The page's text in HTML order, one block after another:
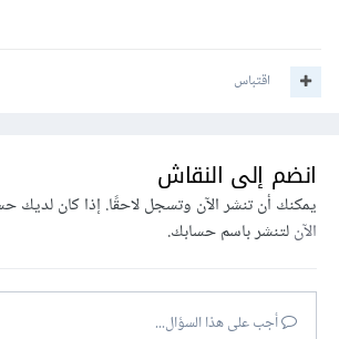
اقتباس
انضم إلى النقاش
يمكنك أن تنشر الآن وتسجل لاحقًا. إذا كان لديك
الآنلتنشر باسم حسابك.
أجب على هذا السؤال...